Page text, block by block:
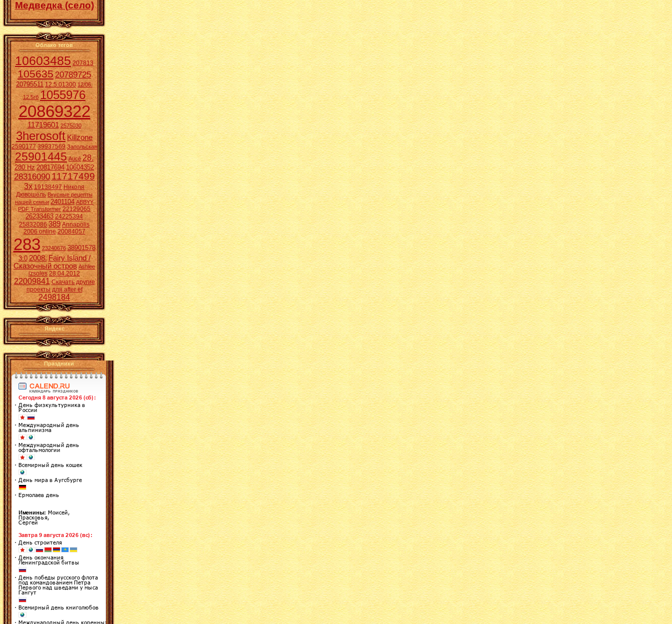
Медведка (село)
Облако тегов
10603485 207813
10563520789725
20795511 12.5.01300 12/06.
12.5гб 1055976
20869322
11719601 2575030
3herosoft Killzone
2590177 39937569 Запольская
25901445 Aucē 28.
280 Hz 20817694 10604352
2831609011717499
3x 19138497 Николя
Дювошель Вкусные рецепты
нашей семьи 2401104 ABBYY
PDF Transformer 22129065
26233463 24225394
25832086 389 Annapolis
2006 online 20084057
283 23240676 38901578
3:0 2008. Fairy Island /
Сказочный остров Ashlee
izsoles 28.04.2012
22009841 Скачать другие
проекты для after ef
2498184
Яндекс
Праздники